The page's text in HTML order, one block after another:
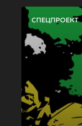
СПЕЦПРОЕКТ